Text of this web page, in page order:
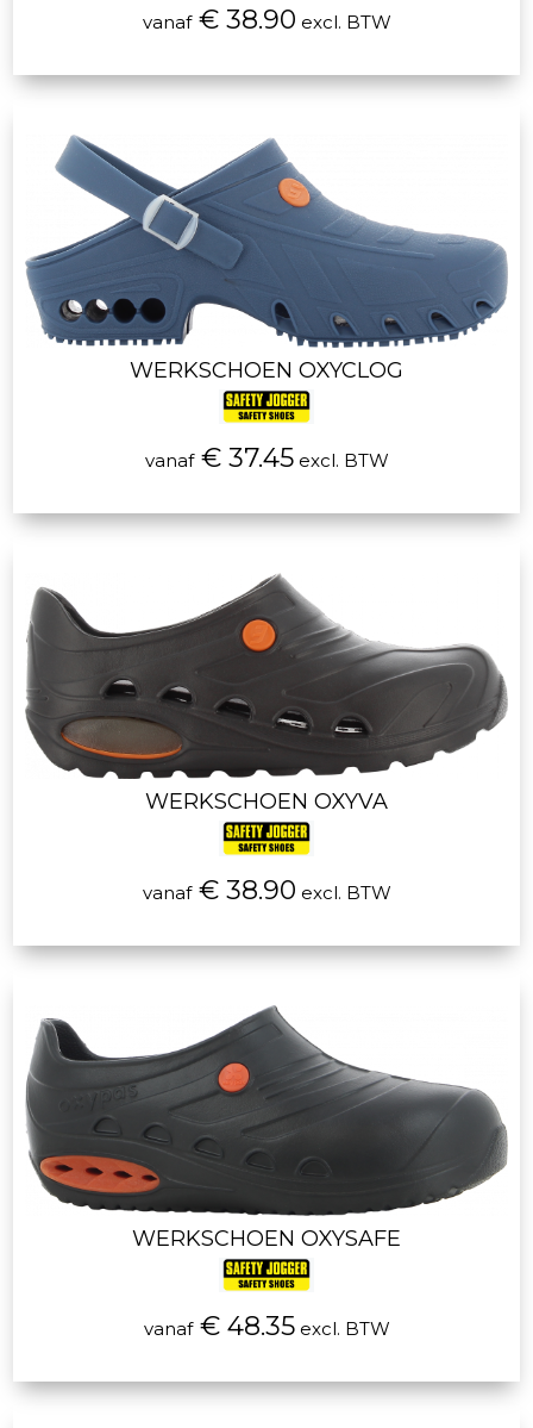
vanaf€ 38.90 excl. BTW
WERKSCHOEN OXYCLOG
vanaf€ 37.45excl. BTW
WERKSCHOEN OXYVA
vanaf€ 38.90 excl. BTW
WERKSCHOEN OXYSAFE
vanaf€ 48.35excl. BTW